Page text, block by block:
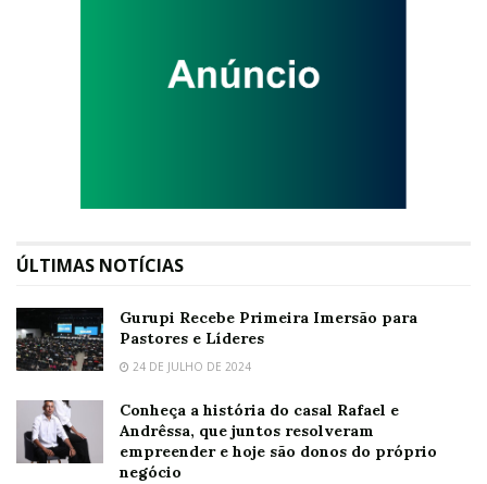
ÚLTIMAS NOTÍCIAS
Gurupi Recebe Primeira Imersão para
Pastores e Líderes
24 DE JULHO DE 2024
Conheça a história do casal Rafael e
Andrêssa, que juntos resolveram
empreender e hoje são donos do próprio
negócio